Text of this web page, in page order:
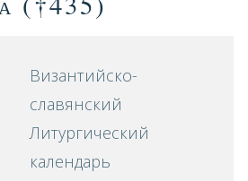
Византийско-
славянский
Литургический
календарь